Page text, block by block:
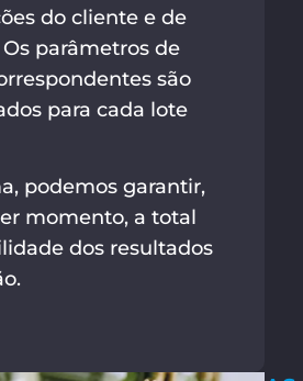
do cliente e de
parâmetros de
são
para cada lote
podemos garantir,
momento, a total
dos resultados